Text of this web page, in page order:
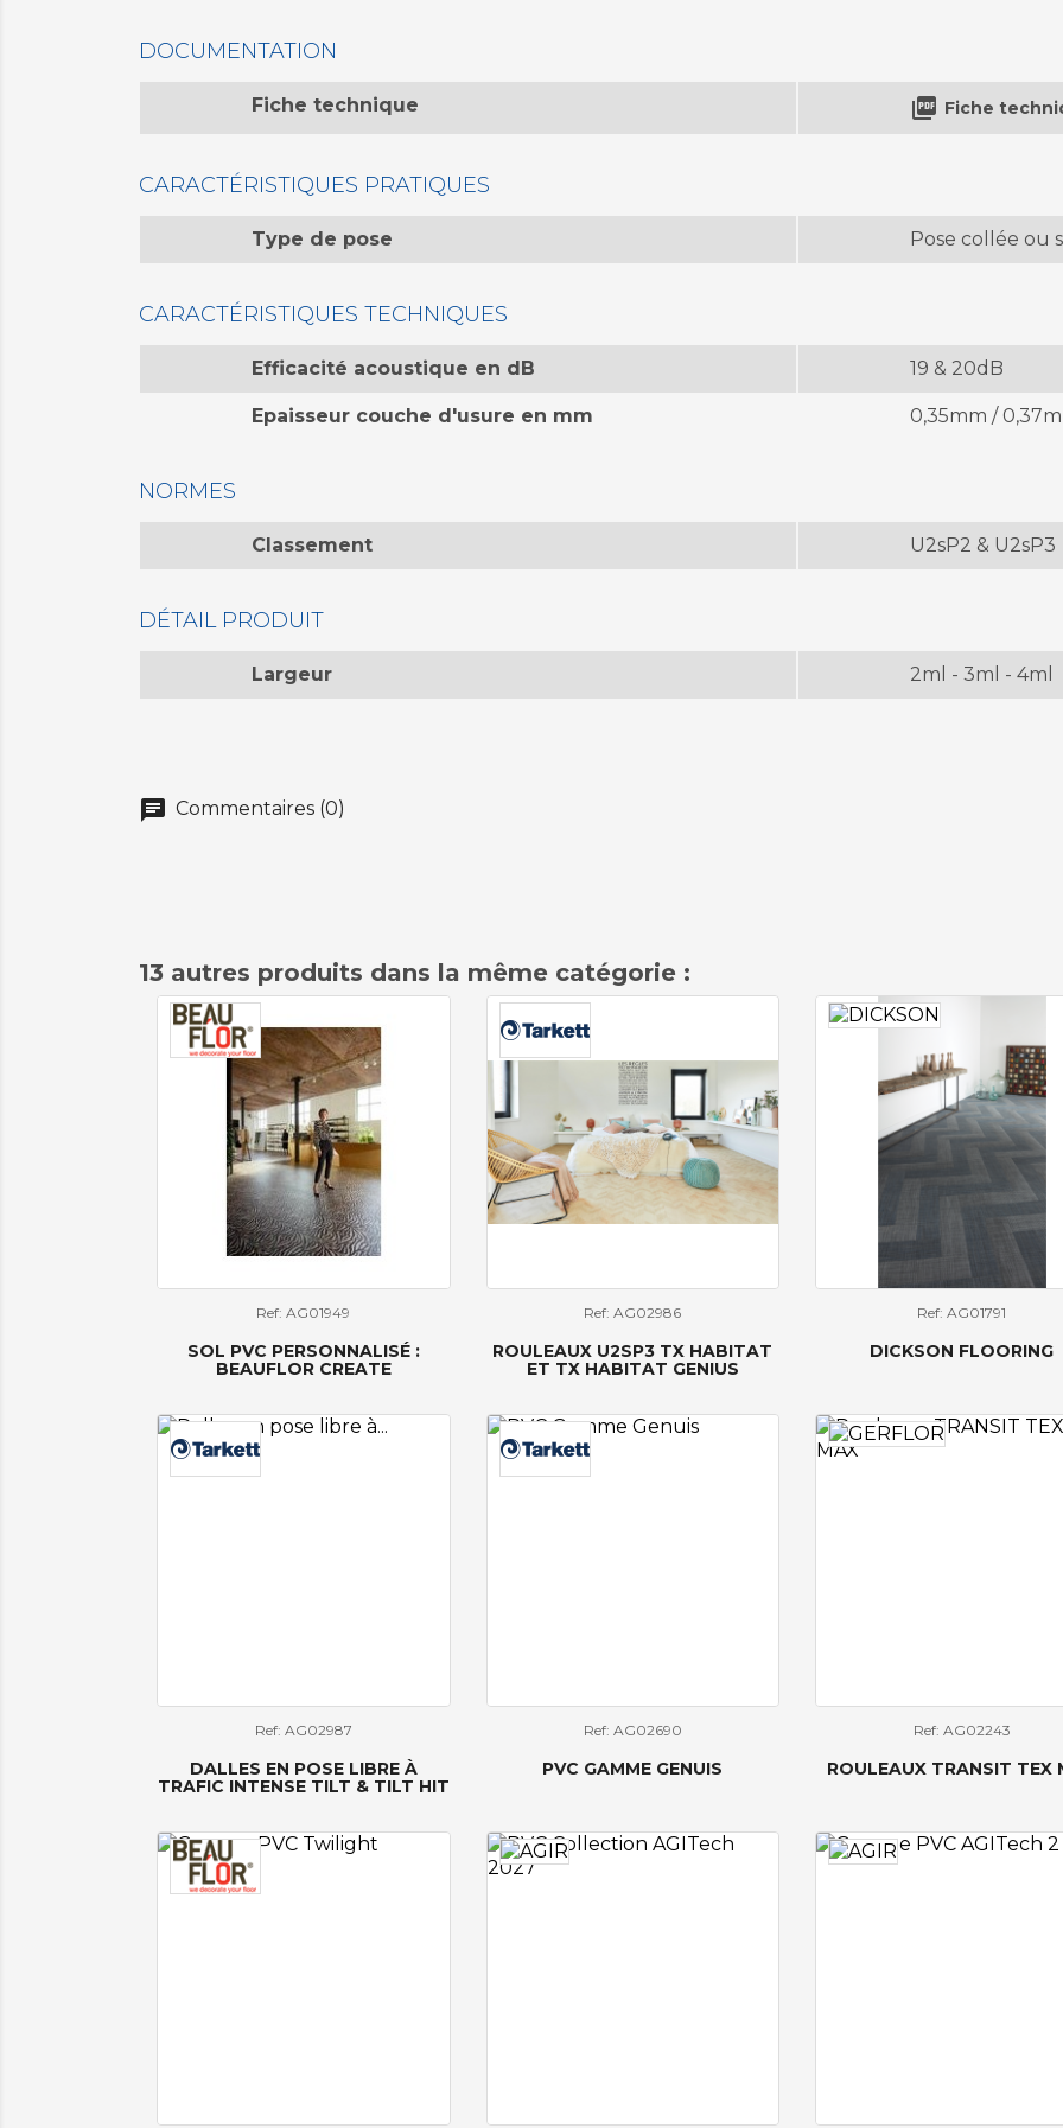
DOCUMENTATION
Fiche technique  Fiche
CARACTÉRISTIQUES PRATIQUES
Type de pose Pose collée ou
CARACTÉRISTIQUES TECHNIQUES
Efficacité acoustique en dB 19 & 20dB
Epaisseur couche d'usure en mm 0,35mm /
NORMES
Classement U2sP2 & U2sP3
DÉTAIL PRODUIT
Largeur 2ml - 3ml - 4ml
chat Commentaires (0)
13 autres produits dans la même catégorie :
Ref: AG01949
SOL PVC PERSONNALISÉ :
BEAUFLOR CREATE
Ref: AG02986
ROULEAUX U2SP3 TX HABITAT
ET TX HABITAT GENIUS
Ref: AG01791
DICKSON FLOORING
Ref: AG02987
DALLES EN POSE LIBRE À
TRAFIC INTENSE TILT & TILT HIT
Ref: AG02690
PVC GAMME GENUIS
Ref: AG02243
ROULEAUX TRANSIT TEX